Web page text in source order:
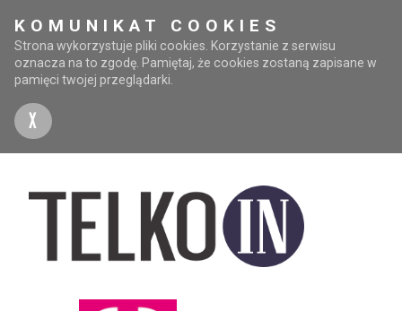
KOMUNIKAT COOKIES
Strona wykorzystuje pliki cookies. Korzystanie z serwisu
oznacza na to zgodę. Pamiętaj, że cookies zostaną zapisane w
pamięci twojej przeglądarki.
X